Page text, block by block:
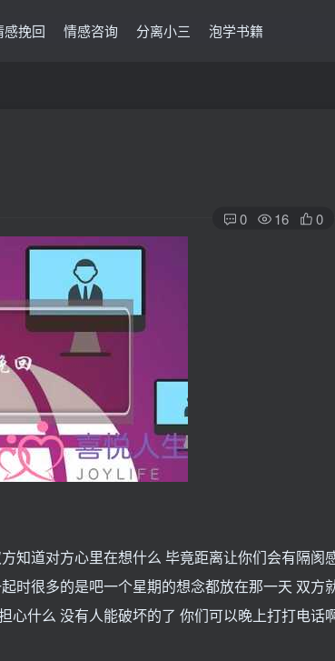
感挽回 情感咨询 分离小三 泡学书籍
0 16 0
知道对方心里在想什么 毕竟距离让你们会有隔阂
时很多的是吧一个星期的想念都放在那一天 双方
心什么 没有人能破坏的了 你们可以晚上打打电话